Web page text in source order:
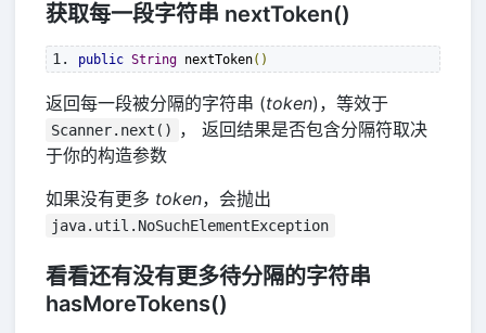
获取每一段字符串 nextToken()
public String nextToken()
返回每一段被分隔的字符串 (token)，等效于
Scanner.next()
， 返回结果是否包含分隔符取决
于你的构造参数
如果没有更多 token，会抛出
java.util.NoSuchElementException
看看还有没有更多待分隔的字符串
hasMoreTokens()